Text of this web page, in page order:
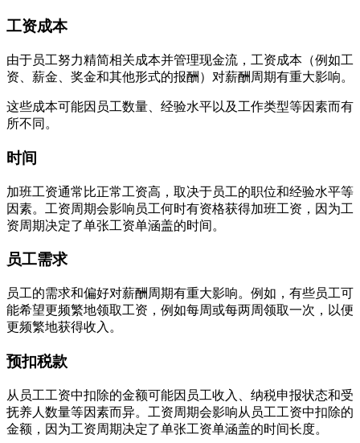
工资成本
由于员工努力精简相关成本并管理现金流，工资成本（例如工
资、薪金、奖金和其他形式的报酬）对薪酬周期有重大影响。
这些成本可能因员工数量、经验水平以及工作类型等因素而有
所不同。
时间
加班工资通常比正常工资高，取决于员工的职位和经验水平等
因素。工资周期会影响员工何时有资格获得加班工资，因为工
资周期决定了单张工资单涵盖的时间。
员工需求
员工的需求和偏好对薪酬周期有重大影响。例如，有些员工可
能希望更频繁地领取工资，例如每周或每两周领取一次，以便
更频繁地获得收入。
预扣税款
从员工工资中扣除的金额可能因员工收入、纳税申报状态和受
抚养人数量等因素而异。工资周期会影响从员工工资中扣除的
金额，因为工资周期决定了单张工资单涵盖的时间长度。